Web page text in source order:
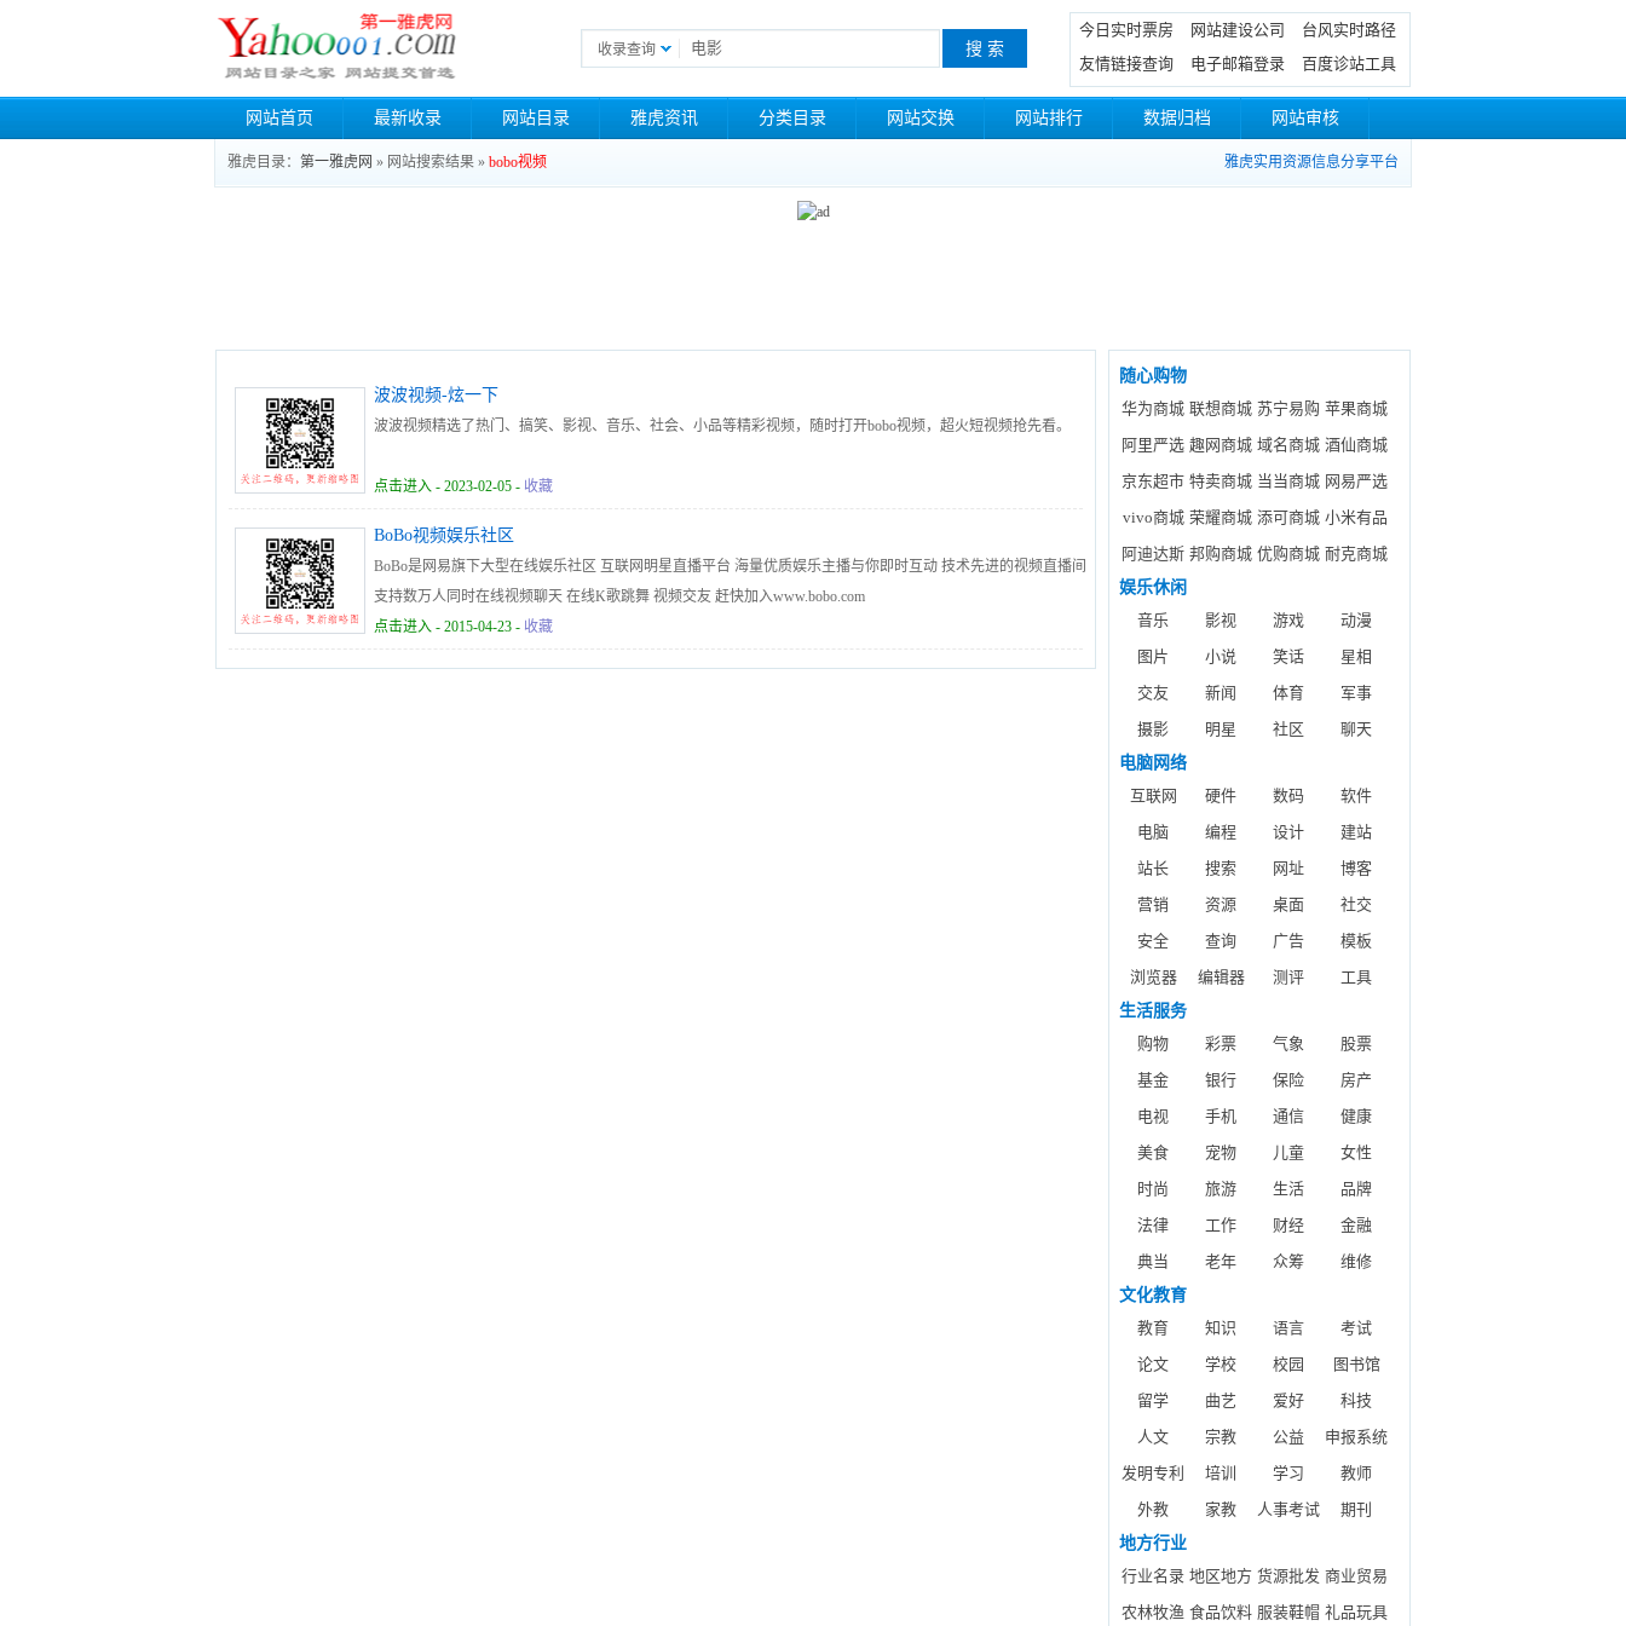
收录查询
今日实时票房 网站建设公司
台风实时路径
友情链接查询
电子邮箱登录 百度诊站工具
网站首页 最新收录 网站目录 雅虎资讯 分类目录 网站交换 网站排行 数据归档 网站审核
雅虎目录： 第一雅虎网 » 网站搜索结果 » bobo视频 雅虎实用资源信息分享平台
波波视频-炫一下
波波视频精选了热门、搞笑、影视、音乐、社会、小品等精彩视频，随时打开bobo视频，超火短视频抢先看。
点击进入 - 2023-02-05 - 收藏
BoBo视频娱乐社区
BoBo是网易旗下大型在线娱乐社区 互联网明星直播平台 海量优质娱乐主播与你即时互动 技术先进的视频直播间
支持数万人同时在线视频聊天 在线K歌跳舞 视频交友 赶快加入www.bobo.com
点击进入 - 2015-04-23 - 收藏
随心购物
华为商城 联想商城 苏宁易购 苹果商城
阿里严选 趣网商城 域名商城 酒仙商城
京东超市 特卖商城 当当商城 网易严选
vivo商城 荣耀商城 添可商城 小米有品
阿迪达斯 邦购商城 优购商城 耐克商城
娱乐休闲
音乐
影视 游戏
动漫
图片
小说 笑话
星相
交友
新闻 体育
军事
摄影
明星 社区
聊天
电脑网络
互联网
硬件 数码
软件
电脑
编程 设计
建站
站长
搜索 网址
博客
营销
资源 桌面
社交
安全
查询 广告
模板
浏览器
编辑器 测评
工具
生活服务
购物
彩票 气象
股票
基金
银行 保险
房产
电视
手机 通信
健康
美食
宠物 儿童
女性
时尚
旅游 生活
品牌
法律
工作 财经
金融
典当
老年 众筹
维修
文化教育
教育
知识 语言
考试
论文
学校 校园
图书馆
留学
曲艺 爱好
科技
人文
宗教 公益
申报系统
发明专利
培训 学习
教师
外教
家教 人事考试
期刊
地方行业
行业名录 地区地方 货源批发 商业贸易
农林牧渔 食品饮料 服装鞋帽 礼品玩具